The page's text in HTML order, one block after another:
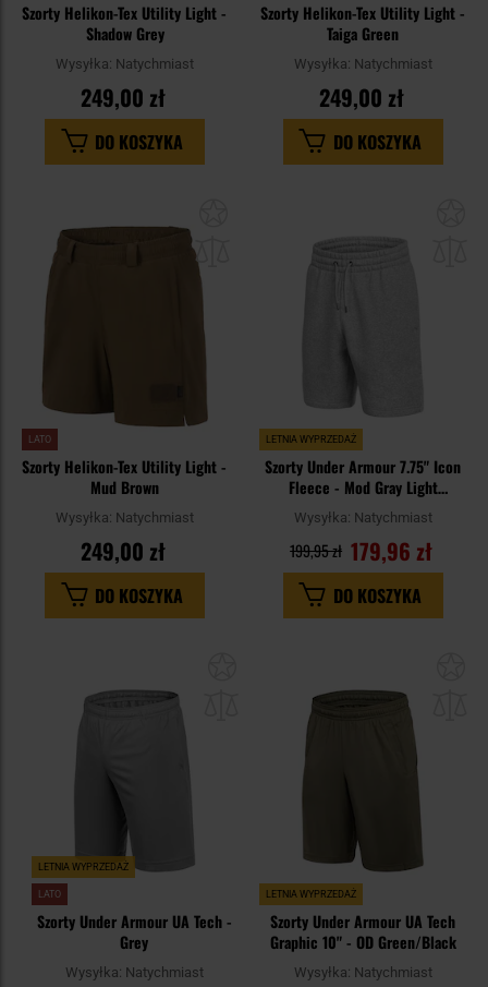
Szorty Helikon-Tex Utility Light -
Shadow Grey
Wysyłka: Natychmiast
249,00 zł
DO KOSZYKA
Szorty Helikon-Tex Utility Light -
Taiga Green
Wysyłka: Natychmiast
249,00 zł
DO KOSZYKA
LATO
Szorty Helikon-Tex Utility Light -
Mud Brown
Wysyłka: Natychmiast
249,00 zł
DO KOSZYKA
LETNIA WYPRZEDAŻ
Szorty Under Armour 7.75" Icon
Fleece - Mod Gray Light
Heather/White
Wysyłka: Natychmiast
179,96 zł
199,95 zł
DO KOSZYKA
schowka
LETNIA WYPRZEDAŻ
LATO
Szorty Under Armour UA Tech -
Grey
Wysyłka: Natychmiast
LETNIA WYPRZEDAŻ
Szorty Under Armour UA Tech
Graphic 10" - OD Green/Black
Wysyłka: Natychmiast